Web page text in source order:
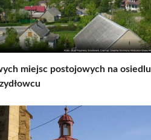
miejsc postojowych na osiedlu